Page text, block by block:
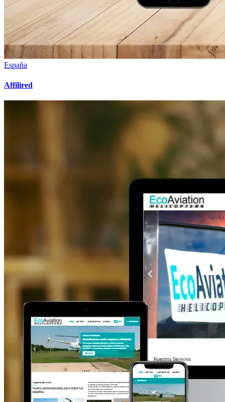
España
Affilired